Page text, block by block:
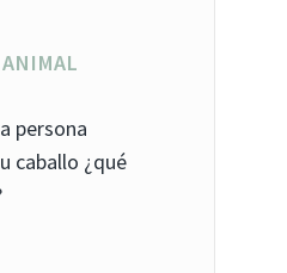
persona
caballo ¿qué